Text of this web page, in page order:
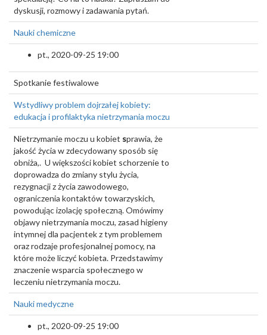
dyskusji, rozmowy i zadawania pytań.
Nauki chemiczne
pt., 2020-09-25 19:00
Spotkanie festiwalowe
Wstydliwy problem dojrzałej kobiety:
edukacja i profilaktyka nietrzymania moczu
Nietrzymanie moczu u kobiet sprawia, że
jakość życia w zdecydowany sposób się
obniża,. U większości kobiet schorzenie to
doprowadza do zmiany stylu życia,
rezygnacji z życia zawodowego,
ograniczenia kontaktów towarzyskich,
powodując izolację społeczną. Omówimy
objawy nietrzymania moczu, zasad higieny
intymnej dla pacjentek z tym problemem
oraz rodzaje profesjonalnej pomocy, na
które może liczyć kobieta. Przedstawimy
znaczenie wsparcia społecznego w
leczeniu nietrzymania moczu.
Nauki medyczne
pt., 2020-09-25 19:00